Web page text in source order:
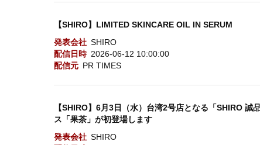
【SHIRO】LIMITED SKINCARE OIL IN SERUM
発表会社 SHIRO
配信日時 2026-06-12 10:00:00
配信元 PR TIMES
【SHIRO】6月3日（水）台湾2号店となる「SHIRO
ス「果茶」が初登場します
発表会社 SHIRO